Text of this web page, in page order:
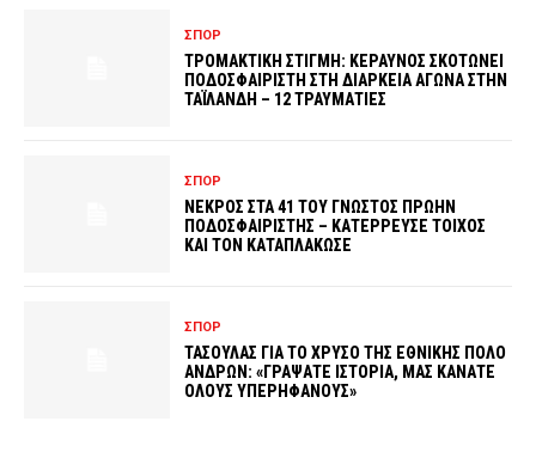
ΣΠΟΡ
ΤΡΟΜΑΚΤΙΚΗ ΣΤΙΓΜΗ: ΚΕΡΑΥΝΟΣ ΣΚΟΤΩΝΕΙ
ΠΟΔΟΣΦΑΙΡΙΣΤΗ ΣΤΗ ΔΙΑΡΚΕΙΑ ΑΓΩΝΑ ΣΤΗΝ
ΤΑΪΛΑΝΔΗ – 12 ΤΡΑΥΜΑΤΙΕΣ
ΣΠΟΡ
ΝΕΚΡΟΣ ΣΤΑ 41 ΤΟΥ ΓΝΩΣΤΟΣ ΠΡΩΗΝ
ΠΟΔΟΣΦΑΙΡΙΣΤΗΣ – ΚΑΤΕΡΡΕΥΣΕ ΤΟΙΧΟΣ
ΚΑΙ ΤΟΝ ΚΑΤΑΠΛΑΚΩΣΕ
ΣΠΟΡ
ΤΑΣΟΥΛΑΣ ΓΙΑ ΤΟ ΧΡΥΣΟ ΤΗΣ ΕΘΝΙΚΗΣ ΠΟΛΟ
ΑΝΔΡΩΝ: «ΓΡΑΨΑΤΕ ΙΣΤΟΡΙΑ, ΜΑΣ ΚΑΝΑΤΕ
ΟΛΟΥΣ ΥΠΕΡΗΦΑΝΟΥΣ»